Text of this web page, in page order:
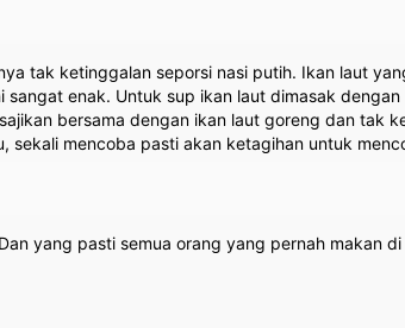
tak ketinggalan seporsi nasi putih. Ikan laut
enak. Untuk sup ikan laut dimasak
bersama dengan ikan laut goreng dan tak
mencoba pasti akan ketagihan untuk
yang pasti semua orang yang pernah makan